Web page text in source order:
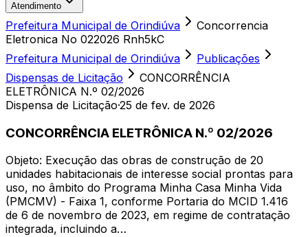
Atendimento
Prefeitura Municipal de Orindiúva
Concorrencia
Eletronica No 022026 Rnh5kC
Prefeitura Municipal de Orindiúva
Publicações
Dispensas de Licitação
CONCORRÊNCIA
ELETRÔNICA N.º 02/2026
Dispensa de Licitação·25 de fev. de 2026
CONCORRÊNCIA ELETRÔNICA N.º 02/2026
Objeto: Execução das obras de construção de 20
unidades habitacionais de interesse social prontas para
uso, no âmbito do Programa Minha Casa Minha Vida
(PMCMV) - Faixa 1, conforme Portaria do MCID 1.416
de 6 de novembro de 2023, em regime de contratação
integrada, incluindo a…